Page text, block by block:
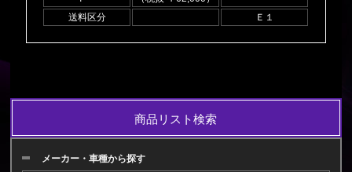
送料区分 Ｅ１
商品リスト検索
メーカー・車種から探す